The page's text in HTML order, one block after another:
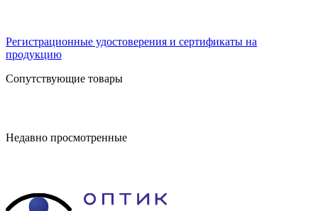
Регистрационные удостоверения и сертификаты на
продукцию
Сопутствующие товары
Недавно просмотренные